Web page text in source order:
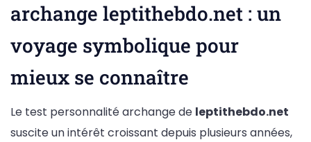
archange leptithebdo.net : un
voyage symbolique pour
mieux se connaître
Le test personnalité archange de leptithebdo.net
suscite un intérêt croissant depuis plusieurs années,